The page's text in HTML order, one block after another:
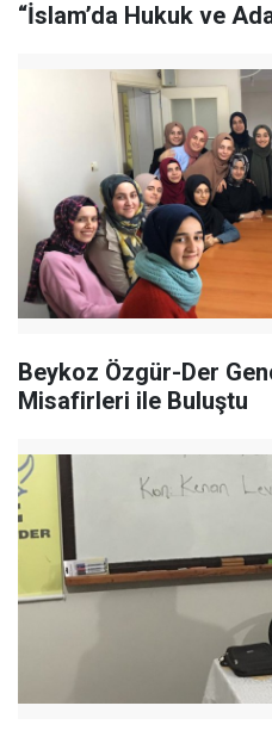
“İslam’da Hukuk ve
Beykoz Özgür-Der
Misafirleri ile Buluştu